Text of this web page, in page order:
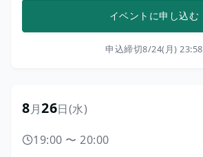
イベントに申し込む
申込締切8/24(月) 23:58
8月26日(水)
19:00 〜 20:00